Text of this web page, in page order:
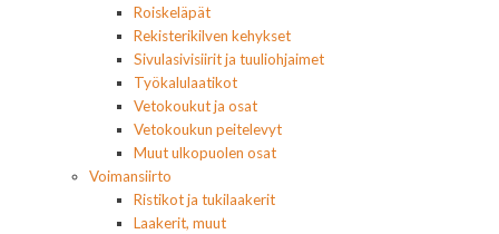
Roiskeläpät
Rekisterikilven kehykset
Sivulasivisiirit ja tuuliohjaimet
Työkalulaatikot
Vetokoukut ja osat
Vetokoukun peitelevyt
Muut ulkopuolen osat
Voimansiirto
Ristikot ja tukilaakerit
Laakerit, muut